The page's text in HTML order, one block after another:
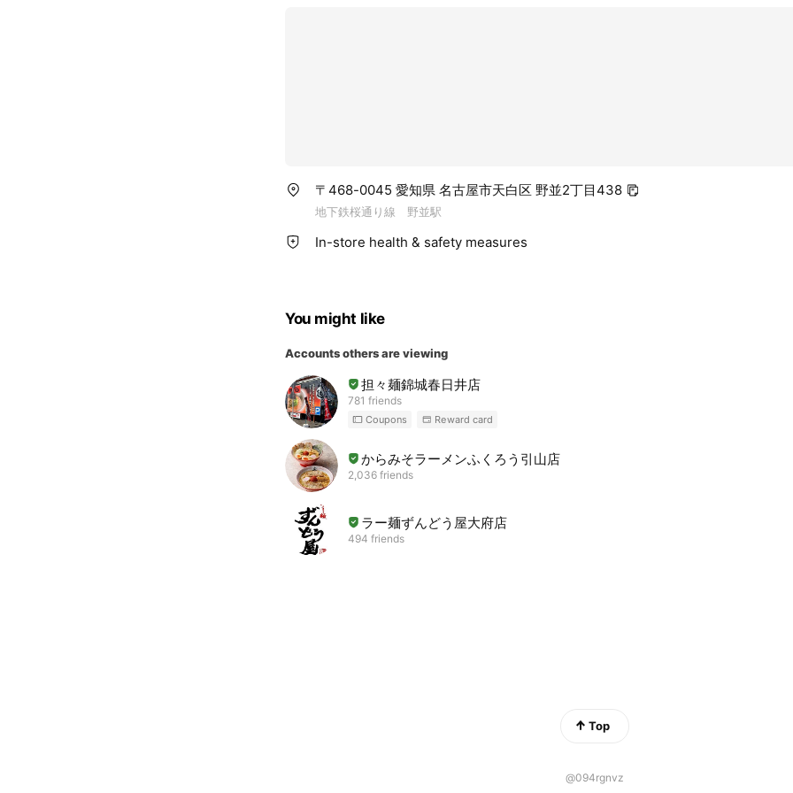
〒468-0045 愛知県 名古屋市天白区 野並2丁目438
地下鉄桜通り線 野並駅
In-store health & safety measures
You might like
Accounts others are viewing
担々麺錦城春日井店
781 friends
Coupons Reward card
からみそラーメンふくろう引山店
2,036 friends
ラー麺ずんどう屋大府店
494 friends
Top
@094rgnvz